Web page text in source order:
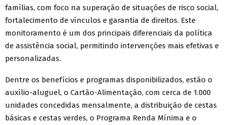
famílias, com foco na superação de situações de risco social,
fortalecimento de vínculos e garantia de direitos. Este
monitoramento é um dos principais diferenciais da política
de assistência social, permitindo intervenções mais efetivas e
personalizadas.
Dentre os benefícios e programas disponibilizados, estão o
auxílio-aluguel, o Cartão-Alimentação, com cerca de 1.000
unidades concedidas mensalmente, a distribuição de cestas
básicas e cestas verdes, o Programa Renda Mínima e o